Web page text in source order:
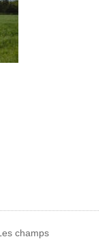
champs